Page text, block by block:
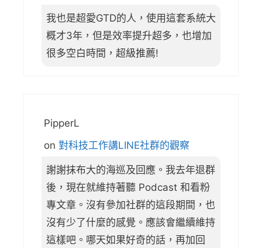
我也是超愛GTD的人，使用這套系統大
概才3年，但是效率提升超多，也增加
很多空白時間，超級推薦!
PipperL
on 對科技工作講LINE社群的觀察
謝謝抹布大的海巡及回應。我去年退群
後，現在就維持著聽 Podcast 和看粉
專文章。沒有參加社群的這段期間，也
沒有少了什麼的感覺。應該會繼續維持
這樣吧。哪天如果好奇的話，再加回